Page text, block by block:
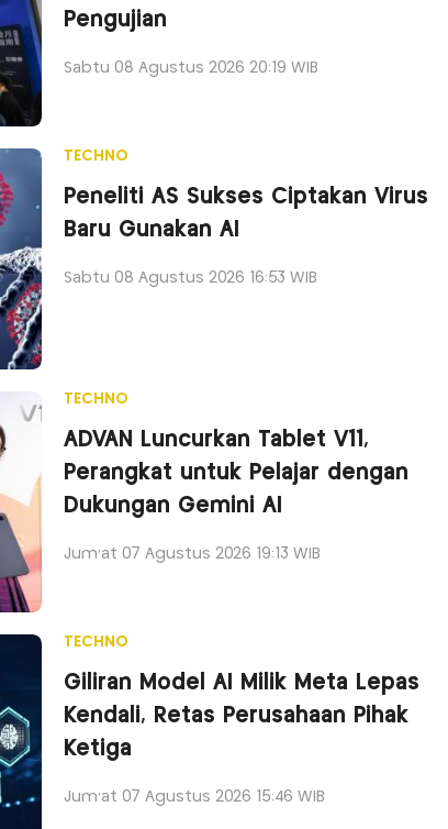
Pengujian
Sabtu 08 Agustus 2026 20:19 WIB
TECHNO
Peneliti AS Sukses Ciptakan Virus
Baru Gunakan AI
Sabtu 08 Agustus 2026 16:53 WIB
TECHNO
ADVAN Luncurkan Tablet V11,
Perangkat untuk Pelajar dengan
Dukungan Gemini AI
Jum'at 07 Agustus 2026 19:13 WIB
TECHNO
Giliran Model AI Milik Meta Lepas
Kendali, Retas Perusahaan Pihak
Ketiga
Jum'at 07 Agustus 2026 15:46 WIB